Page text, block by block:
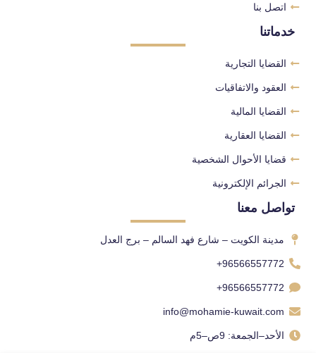
اتصل بنا
خدماتنا
القضايا التجارية
العقود والاتفاقيات
القضايا المالية
القضايا العقارية
قضايا الأحوال الشخصية
الجرائم الإلكترونية
تواصل معنا
مدينة الكويت – شارع فهد السالم – برج العدل
96566557772+
96566557772+
info@mohamie-kuwait.com
الأحد–الجمعة: 9ص–5م